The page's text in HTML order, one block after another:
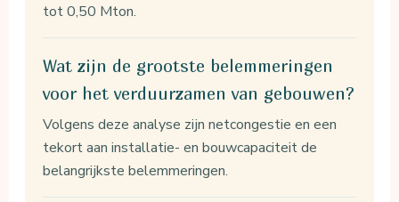
tot 0,50 Mton.
Wat zijn de grootste belemmeringen
voor het verduurzamen van gebouwen?
Volgens deze analyse zijn netcongestie en een
tekort aan installatie- en bouwcapaciteit de
belangrijkste belemmeringen.